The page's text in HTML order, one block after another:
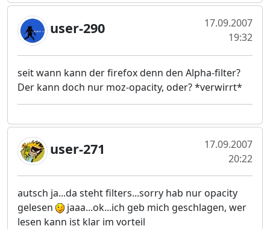
user-290
17.09.2007
19:32
seit wann kann der firefox denn den Alpha-filter?
Der kann doch nur moz-opacity, oder? *verwirrt*
user-271
17.09.2007
20:22
autsch ja...da steht filters...sorry hab nur opacity
gelesen
jaaa...ok...ich geb mich geschlagen, wer
lesen kann ist klar im vorteil